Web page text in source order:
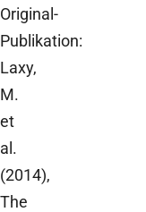
Original-
Publikation:
Laxy,
M.
et
al.
(2014),
The